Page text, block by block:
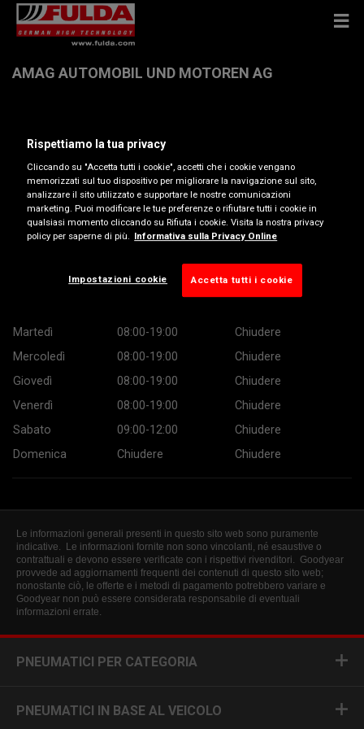
AMAG AUTOMOBIL UND MOTOREN AG
Ottieni indicazioni
Visualizza numero di telefono
Orario di apertura
Martedì
08:00-19:00
Chiudere
Mercoledì
08:00-19:00
Chiudere
Giovedì
08:00-19:00
Chiudere
Venerdì
08:00-19:00
Chiudere
Sabato
09:00-12:00
Chiudere
Domenica
Chiudere Chiudere
Le informazioni generali presenti in questo sito web sono puramente
indicative. Le informazioni fornite non sono vincolanti, né esaustive o
contrattuali e devono essere verificate con i rispettivi rivenditori. Goodyear
provvede ad aggiornamenti frequenti dei contenuti di questo sito web;
nonostante ciò, le offerte e i metodi di pagamento potrebbero variare e
Goodyear non può essere considerata responsabile di eventuali
informazioni errate.
PNEUMATICI PER CATEGORIA
PNEUMATICI IN BASE AL VEICOLO
Rispettiamo la tua privacy
Cliccando su "Accetta tutti i cookie", accetti che i cookie vengano
memorizzati sul tuo dispositivo per migliorare la navigazione sul sito,
analizzare il sito utilizzato e supportare le nostre comunicazioni
marketing. Puoi modificare le tue preferenze o rifiutare tutti i cookie in
qualsiasi momento cliccando su Rifiuta i cookie. Visita la nostra privacy
policy per saperne di più.
Informativa sulla Privacy Online
Impostazioni cookie Accetta tutti i cookie